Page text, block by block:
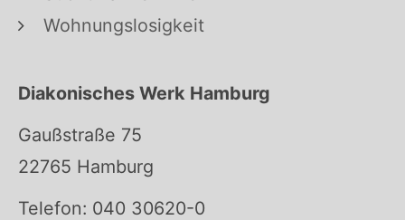
Wohnungslosigkeit
Diakonisches Werk Hamburg
Gaußstraße 75
22765 Hamburg
Telefon: 040 30620-0